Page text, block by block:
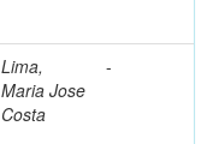
Lima,
Maria Jose
Costa
-